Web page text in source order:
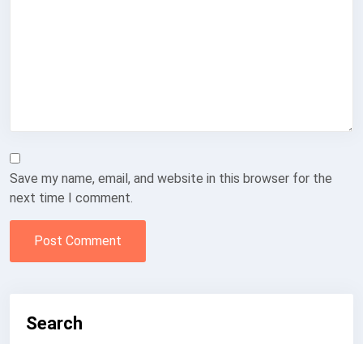
Save my name, email, and website in this browser for the
next time I comment.
Search